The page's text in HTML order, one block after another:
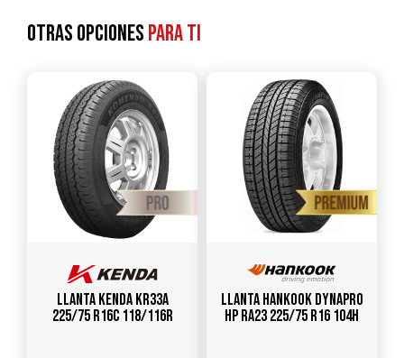
Otras opcionespara ti
Llanta KENDA KR33A
225/75 R16C 118/116R
Llanta HANKOOK Dynapro
HP RA23 225/75 R16 104H